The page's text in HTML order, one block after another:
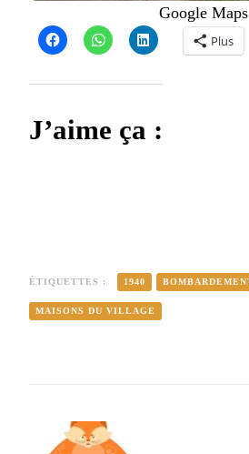
Google Maps
Plus
J’aime ça :
ÉTIQUETTES : 1940
MAISONS DU VILLAGE